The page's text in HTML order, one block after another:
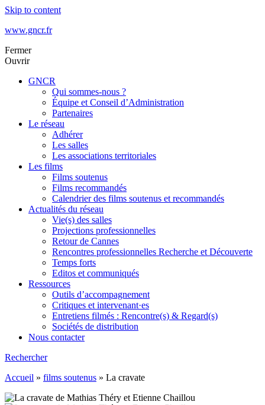
Skip to content
www.gncr.fr
Fermer
Ouvrir
GNCR
Qui sommes-nous ?
Équipe et Conseil d’Administration
Partenaires
Le réseau
Adhérer
Les salles
Les associations territoriales
Les films
Films soutenus
Films recommandés
Calendrier des films soutenus et recommandés
Actualités du réseau
Vie(s) des salles
Projections professionnelles
Retour de Cannes
Rencontres professionnelles Recherche et Découverte
Temps forts
Editos et communiqués
Ressources
Outils d’accompagnement
Critiques et intervenant·es
Entretiens filmés : Rencontre(s) & Regard(s)
Sociétés de distribution
Nous contacter
Rechercher
Accueil » films soutenus » La cravate